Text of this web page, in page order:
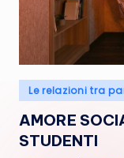
Posted
in
Le relazioni tra
AMORE
STUDENTI